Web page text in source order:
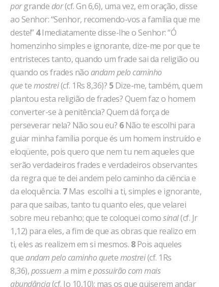
porgrande dor(cf. Gn 6,6), uma vez, em oração, disse
ao Senhor: “Senhor, recomendo-vos a família que me
deste!”4Imediatamente disse-lhe o Senhor: “Ó
homenzinho simples e ignorante, dize-me por que te
entristeces tanto, quando um fra­de sai da religião ou
quando os frades não andam pelo caminho
quetemostrei(cf. 1Rs 8,36)? 5Dize-me, também, quem
plantou esta religião de frades? Quem faz o homem
converter-se à penitência? Quem dá força de
perseverar nela? Não sou eu? 6Não te escolhi para
guiar minha família porque és um homem instruído e
elo­qüente, pois quero que nem tu nem aqueles que
serão verdadeiros frades e verdadeiros observantes
da regra que te dei andem pelo caminho da ciência e
da eloquência. 7Mas escolhi a ti, simples e ignorante,
para que saibas, tanto tu quanto eles, que ve­larei
sobre meu rebanho; que te coloquei comosinal(cf. Jr
1,12) para eles, a fim de que as obras que realizo em
ti, eles as realizem em si mesmos. 8Pois aqueles
que andam pelo caminho quetemostrei(cf. 1Rs
8,36),possuem .a mim e possuirão com mais
abundância(cf. Jo 10,10); mas os que quiserem andar